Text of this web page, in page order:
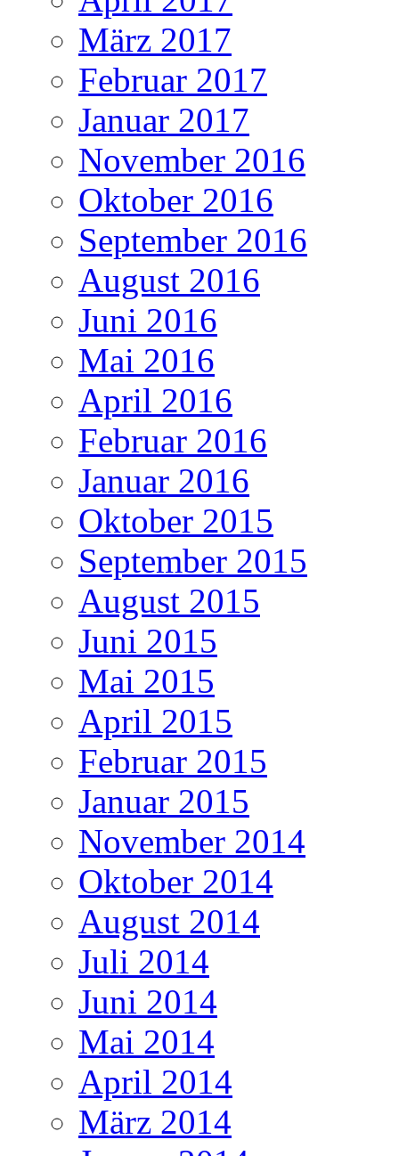
März 2017
Februar 2017
Januar 2017
November 2016
Oktober 2016
September 2016
August 2016
Juni 2016
Mai 2016
April 2016
Februar 2016
Januar 2016
Oktober 2015
September 2015
August 2015
Juni 2015
Mai 2015
April 2015
Februar 2015
Januar 2015
November 2014
Oktober 2014
August 2014
Juli 2014
Juni 2014
Mai 2014
April 2014
März 2014